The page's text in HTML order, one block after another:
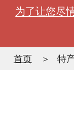
为了让您尽
首页 特